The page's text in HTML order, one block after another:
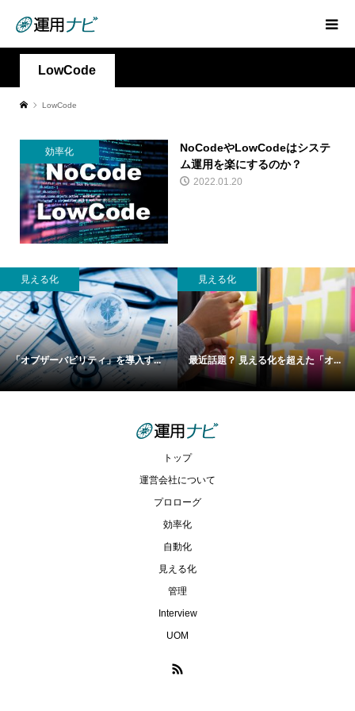
LowCode
LowCode
効率化
NoCodeやLowCodeはシステ
ム運用を楽にするのか？
2022.01.20
見える化
「オブザーバビリティ」を導入す...
見える化
最近話題？ 見える化を超えた「オ...
トップ
運営会社について
プロローグ
効率化
自動化
見える化
管理
Interview
UOM